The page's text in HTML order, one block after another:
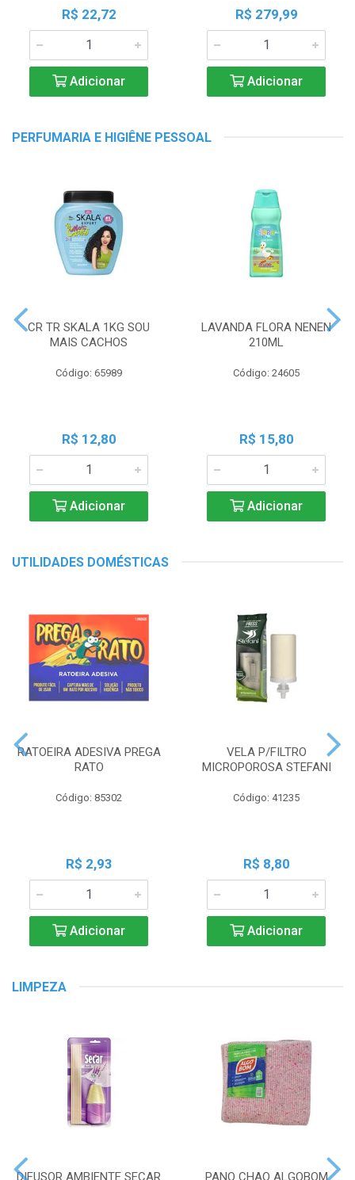
R$ 22,72
Adicionar
R$ 279,99
Adicionar
PERFUMARIA E HIGIÊNE PESSOAL
CR TR SKALA 1KG SOU
MAIS CACHOS
Código: 65989
R$ 12,80
Adicionar
LAVANDA FLORA NENEN
210ML
Código: 24605
R$ 15,80
Adicionar
UTILIDADES DOMÉSTICAS
RATOEIRA ADESIVA PREGA
RATO
Código: 85302
R$ 2,93
Adicionar
VELA P/FILTRO
MICROPOROSA STEFANI
Código: 41235
R$ 8,80
Adicionar
LIMPEZA
DIFUSOR AMBIENTE SECAR PANO CHAO ALGOBOM